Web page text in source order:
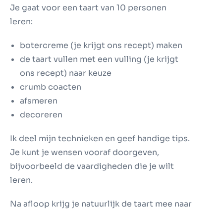
Je gaat voor een taart van 10 personen
leren:
botercreme (je krijgt ons recept) maken
de taart vullen met een vulling (je krijgt
ons recept) naar keuze
crumb coacten
afsmeren
decoreren
Ik deel mijn technieken en geef handige tips.
Je kunt je wensen vooraf doorgeven,
bijvoorbeeld de vaardigheden die je wilt
leren.
Na afloop krijg je natuurlijk de taart mee naar